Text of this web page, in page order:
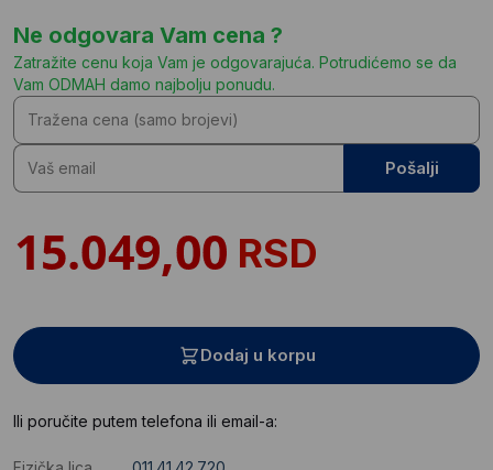
Ne odgovara Vam cena ?
Zatražite cenu koja Vam je odgovarajuća. Potrudićemo se da
Vam ODMAH damo najbolju ponudu.
Pošalji
RSD
Dodaj u korpu
Ili poručite putem telefona ili email-a: